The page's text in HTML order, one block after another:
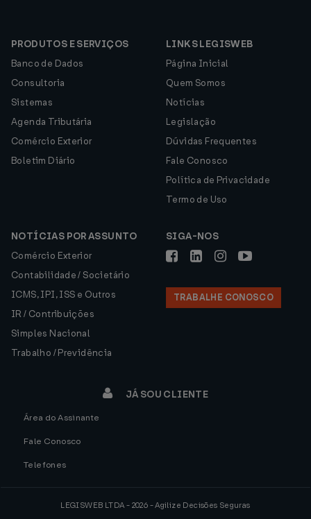
PRODUTOS E SERVIÇOS
Banco de Dados
Consultoria
Sistemas
Agenda Tributária
Comércio Exterior
Boletim Diário
LINKS LEGISWEB
Página Inicial
Quem Somos
Notícias
Legislação
Dúvidas Frequentes
Fale Conosco
Política de Privacidade
Termo de Uso
NOTÍCIAS POR ASSUNTO
Comércio Exterior
Contabilidade / Societário
ICMS, IPI, ISS e Outros
IR / Contribuições
Simples Nacional
Trabalho / Previdência
SIGA-NOS
TRABALHE CONOSCO
JÁ SOU CLIENTE
Área do Assinante
Fale Conosco
Telefones
LEGISWEB LTDA - 2026 - Agilize Decisões Seguras